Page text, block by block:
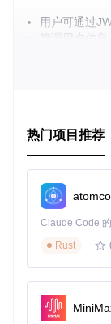
用户可通过
管理用户信
创建、阅读
功能特性概览
使用 JWT 进
支持多种数
文章。
时预览并渲
对不同类型
页、设置页
对于IE11和
olyfill支持，
热门项目推荐
Rust